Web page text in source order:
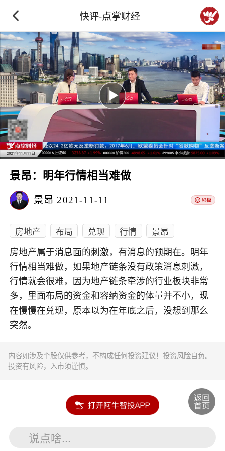
快评-点掌财经
景昂：明年行情相当难做
景昂 2021-11-11
房地产 布局 兑现 行情 景昂
房地产属于消息面的刺激，有消息的预期在。明年
行情相当难做，如果地产链条没有政策消息刺激，
行情就会很难，因为地产链条牵涉的行业板块非常
多，里面布局的资金和容纳资金的体量并不小，现
在慢慢在兑现，原本以为在年底之后，没想到那么
突然。
内容如涉及个股仅供参考，不构成任何投资建议！投资风险自负。
投资有风险，入市须谨慎。
说点啥...